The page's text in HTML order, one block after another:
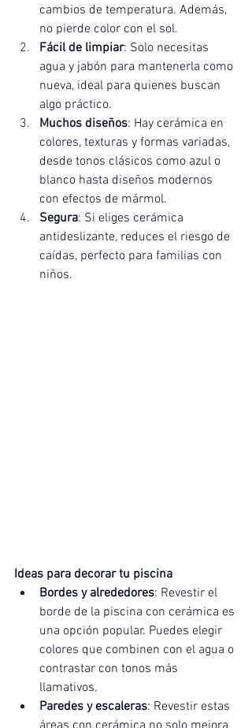
cambios de temperatura. Además,
no pierde color con el sol.
Fácil de limpiar: Solo necesitas
agua y jabón para mantenerla como
nueva, ideal para quienes buscan
algo práctico.
Muchos diseños: Hay cerámica en
colores, texturas y formas variadas,
desde tonos clásicos como azul o
blanco hasta diseños modernos
con efectos de mármol.
Segura: Si eliges cerámica
antideslizante, reduces el riesgo de
caídas, perfecto para familias con
niños.
Ideas para decorar tu piscina
Bordes y alrededores: Revestir el
borde de la piscina con cerámica es
una opción popular. Puedes elegir
colores que combinen con el agua o
contrastar con tonos más
llamativos.
Paredes y escaleras: Revestir estas